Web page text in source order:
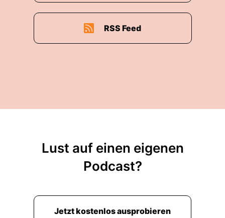
RSS Feed
Lust auf einen eigenen
Podcast?
Jetzt kostenlos ausprobieren